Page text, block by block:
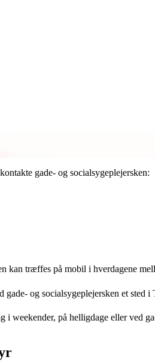
gade- og socialsygeplejersken:
kan træffes på mobil i hverdagene
gade- og socialsygeplejersken et sted
i weekender, på helligdage eller ved